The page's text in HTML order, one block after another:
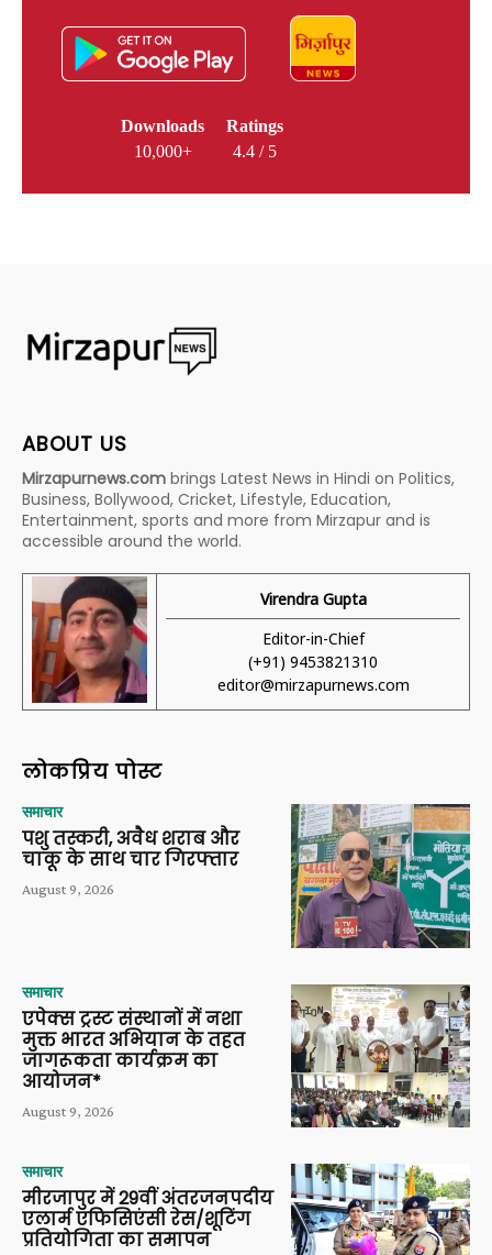
Downloads
10,000+
Ratings
4.4 / 5
ABOUT US
Mirzapurnews.com brings Latest News in Hindi on Politics,
Business, Bollywood, Cricket, Lifestyle, Education,
Entertainment, sports and more from Mirzapur and is
accessible around the world.
Virendra Gupta
Editor-in-Chief
(+91) 9453821310
editor@mirzapurnews.com
लोकप्रिय पोस्ट
समाचार
पशु तस्करी, अवैध शराब और
चाकू के साथ चार गिरफ्तार
August 9, 2026
समाचार
एपेक्स ट्रस्ट संस्थानों में नशा
मुक्त भारत अभियान के तहत
जागरूकता कार्यक्रम का
आयोजन*
August 9, 2026
समाचार
मीरजापुर में 29वीं अंतरजनपदीय
एलार्म एफिसिएंसी रेस/शूटिंग
प्रतियोगिता का समापन